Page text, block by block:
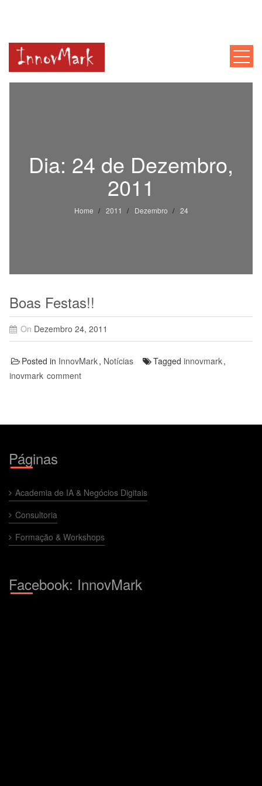
INNOVMARK
Dia: 24 de Dezembro,
2011
Home 2011 Dezembro 24
Boas Festas!!
On Dezembro 24, 2011
Posted in InnovMark, Notícias Tagged innovmark,
inovmark comment
Páginas
Academia de IA & Negócios Digitais
Consultoria
Formação & Workshops
Facebook: InnovMark